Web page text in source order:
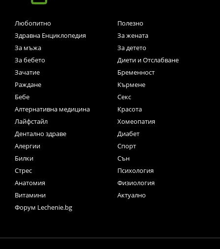
Любопитно
Полезно
Здравна Енциклопедия
За жената
За мъжа
За детето
За бебето
Диети и Отслабване
Зачатие
Бременност
Раждане
Кърмене
Бебе
Секс
Алтернативна медицина
Красота
Лайфстайл
Хомеопатия
Дентално здраве
Диабет
Алергии
Спорт
Билки
Сън
Стрес
Психология
Анатомия
Физиология
Витамини
Актуално
Форум Lechenie.bg